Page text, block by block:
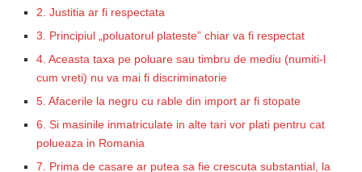
2. Justitia ar fi respectata
3. Principiul „poluatorul plateste” chiar va fi respectat
4. Aceasta taxa pe poluare sau timbru de mediu (numiti-l
cum vreti) nu va mai fi discriminatorie
5. Afacerile la negru cu rable din import ar fi stopate
6. Si masinile inmatriculate in alte tari vor plati pentru cat
polueaza in Romania
7. Prima de casare ar putea sa fie crescuta substantial, la